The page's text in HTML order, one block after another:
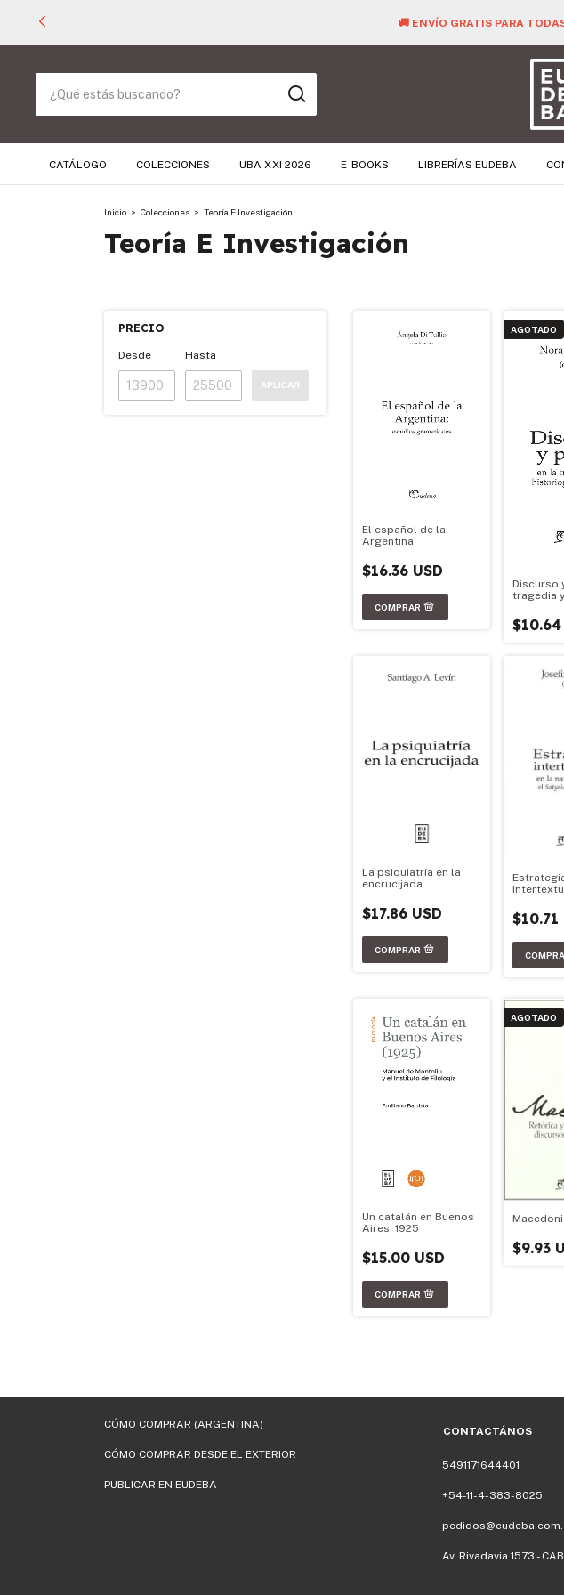
🚚 ENVÍO GRATIS PARA
CATÁLOGO COLECCIONES UBA XXI 2026 E-BOOKS LIBRERÍAS EUDEBA
Inicio > Colecciones > Teoría E Investigación
Teoría E Investigación
PRECIO
Desde Hasta
APLICAR
El español de la
Argentina
$16.36 USD
AGOTADO
Discurso
tragedia
$10.64
La psiquiatría en la
encrucijada
$17.86 USD $10.71
Un catalán en Buenos
Aires: 1925
$15.00 USD
AGOTADO
$9.93
CÓMO COMPRAR (ARGENTINA)
CÓMO COMPRAR DESDE EL EXTERIOR
PUBLICAR EN EUDEBA
CONTACTÁNOS
5491171644401
+54-11-4-383-8025
Av. Rivadavia 1573 -